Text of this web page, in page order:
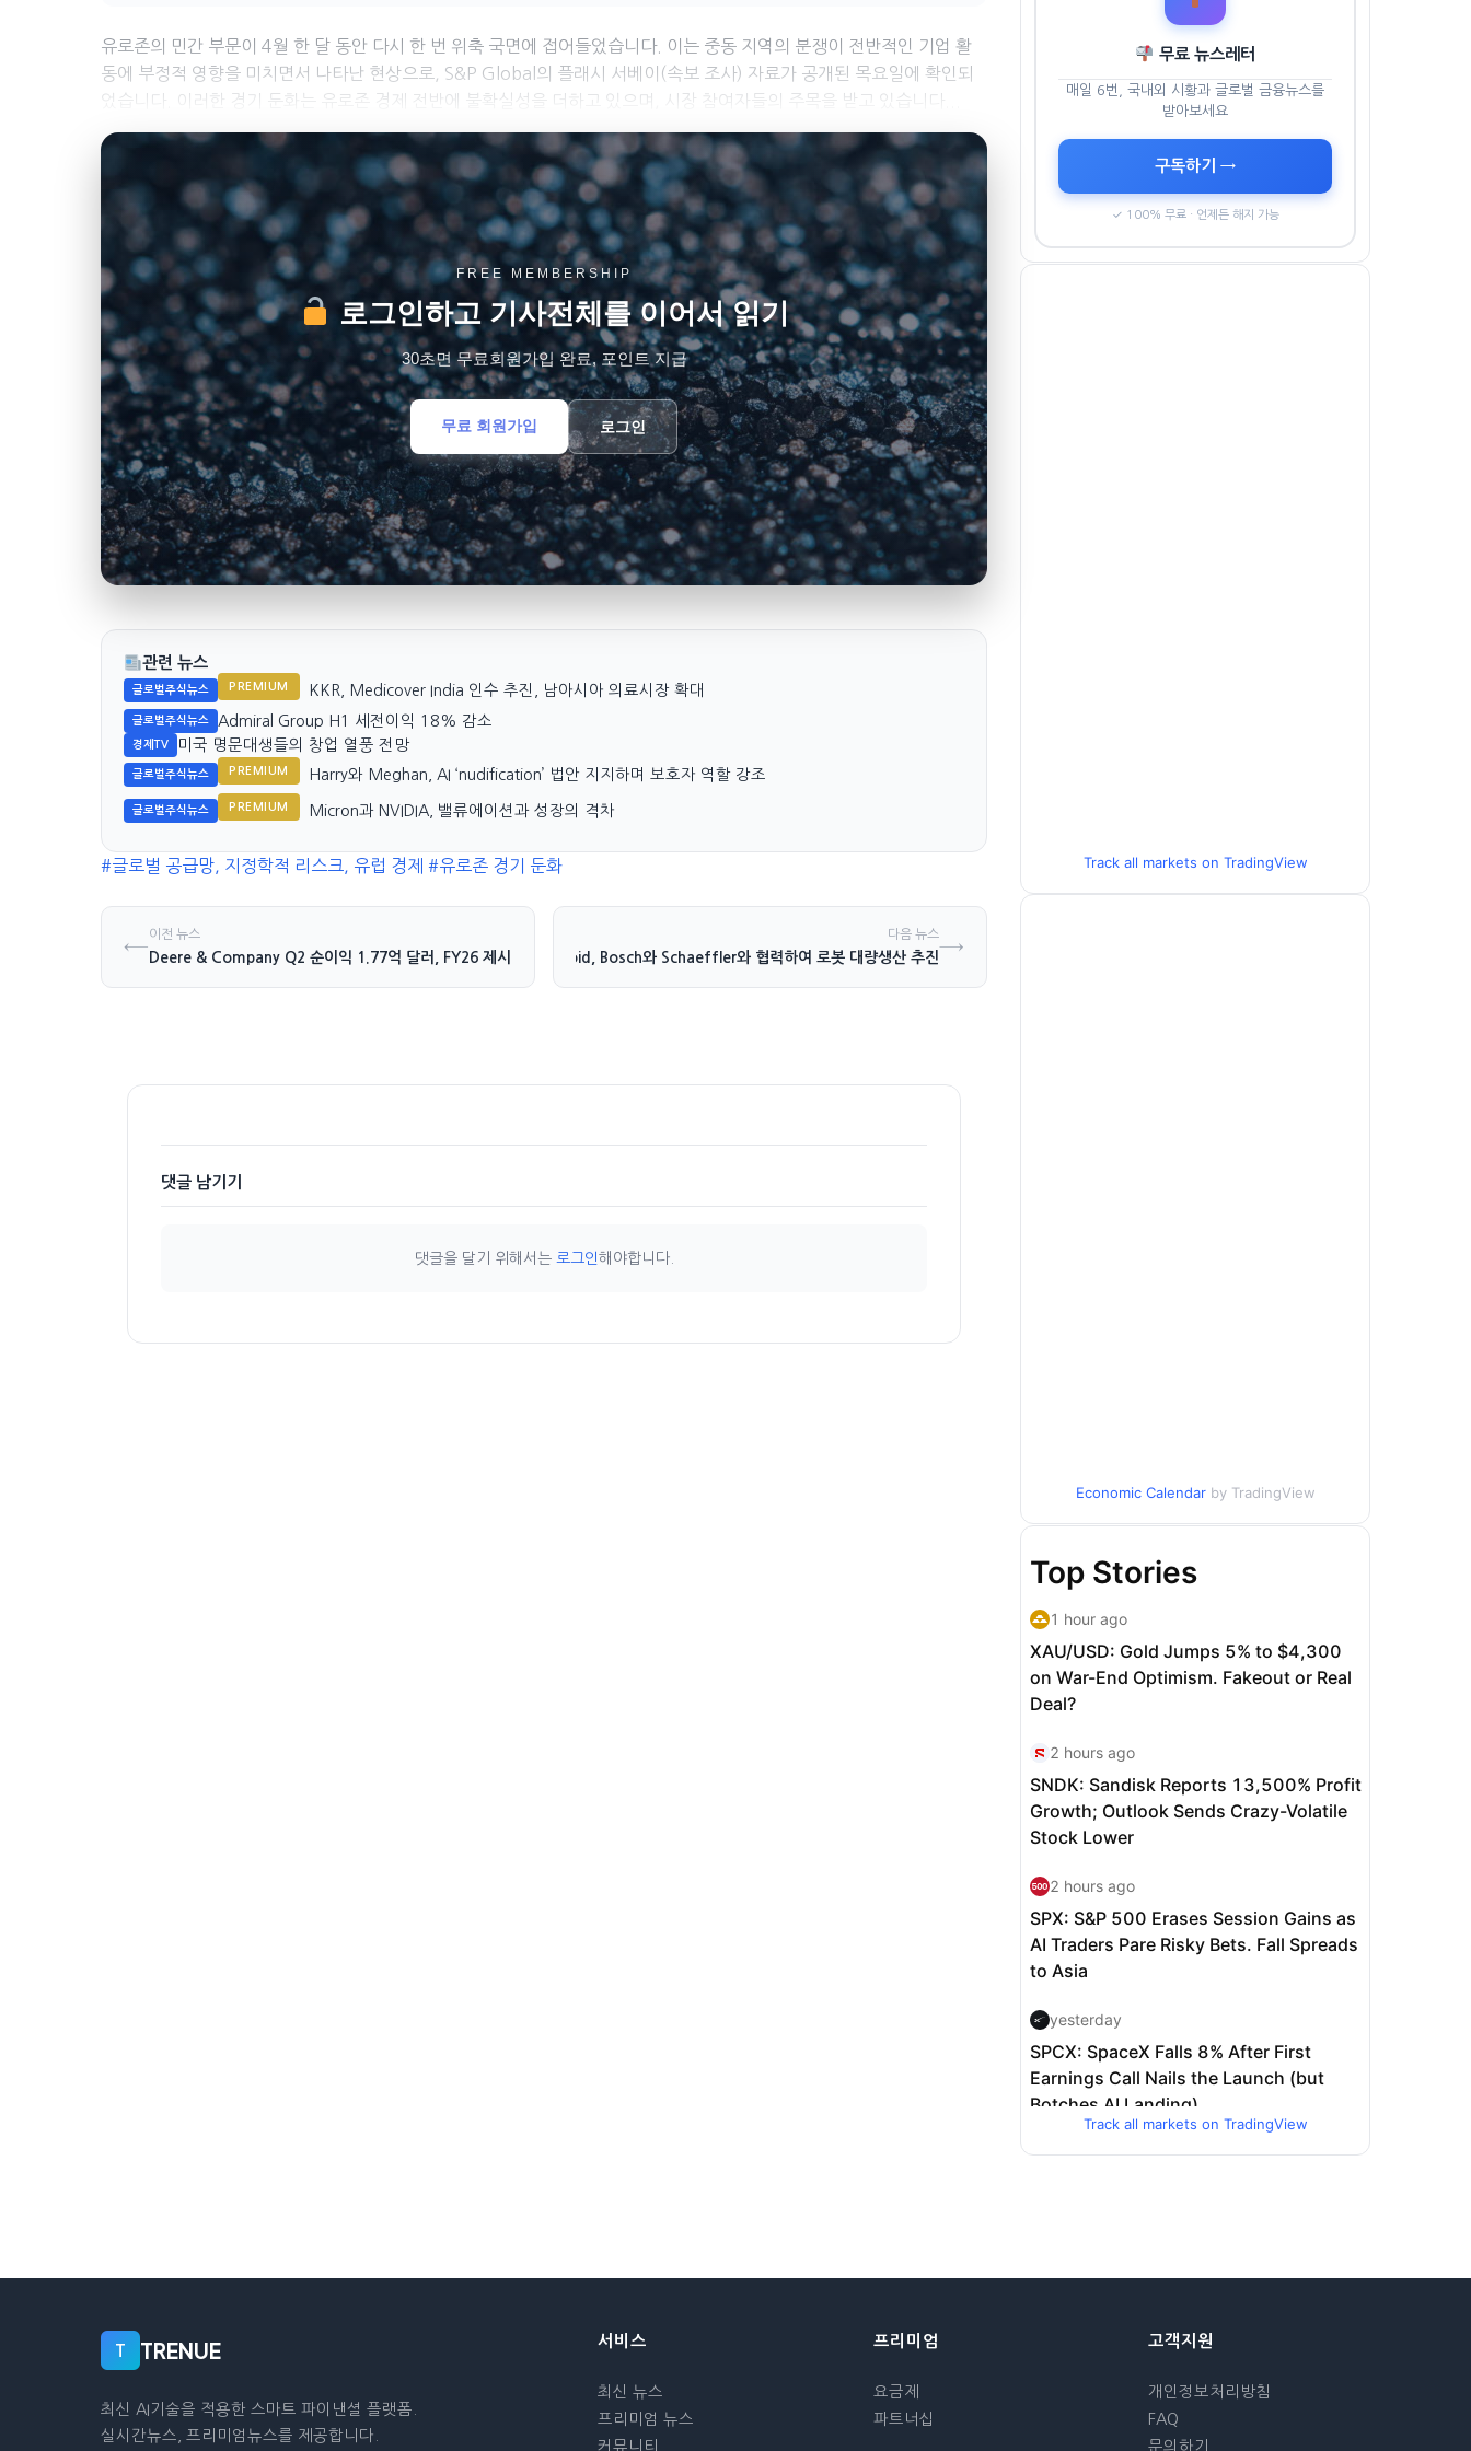
유로존의 민간 부문이 4월 한 달 동안 다시 한 번 위축 국면에 접어들었습니다. 이는 중동 지역의 분쟁이 전반적인 기업 활
동에 부정적 영향을 미치면서 나타난 현상으로, S&P Global의 플래시 서베이(속보 조사) 자료가 공개된 목요일에 확인되
었습니다. 이러한 경기 둔화는 유로존 경제 전반에 불확실성을 더하고 있으며, 시장 참여자들의 주목을 받고 있습니다...
FREE MEMBERSHIP
로그인하고 기사전체를 이어서 읽기
30초면 무료회원가입 완료, 포인트 지급
무료 회원가입 로그인
관련 뉴스
글로벌주식뉴스 PREMIUM KKR, Medicover India 인수 추진, 남아시아 의료시장 확대
글로벌주식뉴스 Admiral Group H1 세전이익 18% 감소
경제TV 미국 명문대생들의 창업 열풍 전망
글로벌주식뉴스 PREMIUM Harry와 Meghan, AI ‘nudification’ 법안 지지하며 보호자 역할 강조
글로벌주식뉴스 PREMIUM Micron과 NVIDIA, 밸류에이션과 성장의 격차
#글로벌 공급망, 지정학적 리스크, 유럽 경제 #유로존 경기 둔화
←이전 뉴스
Deere & Company Q2 순이익 1.77억 달러, FY26 제시
다음 뉴스
Humanoid, Bosch와 Schaeffler와 협력하여 로봇 대량생산 추진→
댓글 남기기
댓글을 달기 위해서는 로그인 해야합니다.
무료 뉴스레터
매일 6번, 국내외 시황과 글로벌 금융뉴스를
받아보세요
구독하기 →
✓ 100% 무료 · 언제든 해지 가능
Track all markets on TradingView
Economic Calendar by TradingView
Track all markets on TradingView
T TRENUE
최신 AI기술을 적용한 스마트 파이낸셜 플랫폼.
실시간뉴스, 프리미엄뉴스를 제공합니다.
서비스
최신 뉴스
프리미엄 뉴스
커뮤니티
프리미엄
요금제
파트너십
고객지원
개인정보처리방침
FAQ
문의하기